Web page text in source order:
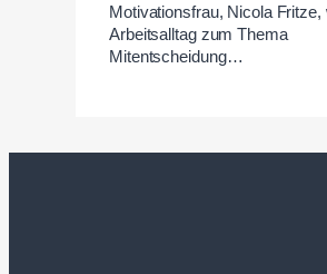
Motivationsfrau, Nicola Fritze,
Arbeitsalltag zum Thema
Mitentscheidung…